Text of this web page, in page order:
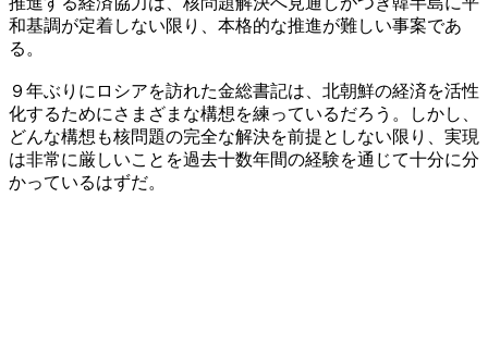
和基調が定着しない限り、本格的な推進が難しい事案であ
る。
９年ぶりにロシアを訪れた金総書記は、北朝鮮の経済を活性
化するためにさまざまな構想を練っているだろう。しかし、
どんな構想も核問題の完全な解決を前提としない限り、実現
は非常に厳しいことを過去十数年間の経験を通じて十分に分
かっているはずだ。